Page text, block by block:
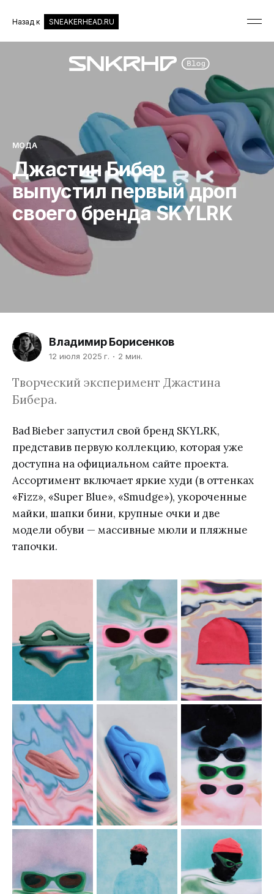
Назад к SNEAKERHEAD.RU
МОДА
Джастин Бибер
выпустил первый дроп
своего бренда SKYLRK
Владимир Борисенков
12 июля 2025 г. 2 мин.
Творческий эксперимент Джастина
Бибера.
Bad Bieber запустил свой бренд SKYLRK,
представив первую коллекцию, которая уже
доступна на официальном сайте проекта.
Ассортимент включает яркие худи (в оттенках
«Fizz», «Super Blue», «Smudge»), укороченные
майки, шапки бини, крупные очки и две
модели обуви — массивные мюли и пляжные
тапочки.